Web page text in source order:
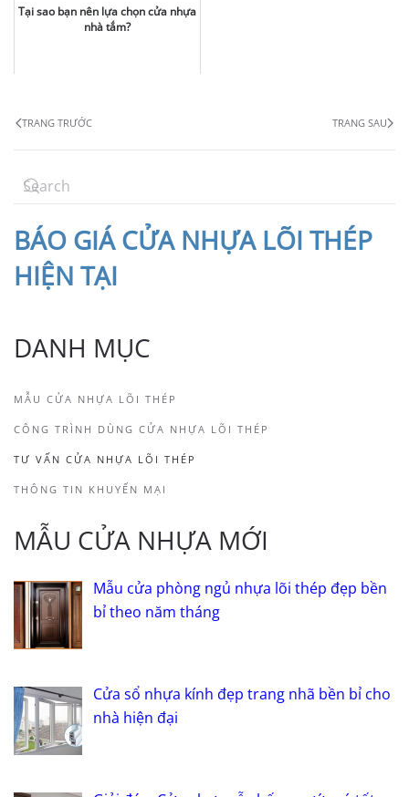
Tại sao bạn nên lựa chọn cửa nhựa
nhà tắm?
TRANG TRƯỚC TRANG SAU
BÁO GIÁ CỬA NHỰA LÕI THÉP
HIỆN TẠI
DANH MỤC
MẪU CỬA NHỰA LÕI THÉP
CÔNG TRÌNH DÙNG CỬA NHỰA LÕI THÉP
TƯ VẤN CỬA NHỰA LÕI THÉP
THÔNG TIN KHUYẾN MẠI
MẪU CỬA NHỰA MỚI
Mẫu cửa phòng ngủ nhựa lõi thép đẹp bền
bỉ theo năm tháng
Cửa sổ nhựa kính đẹp trang nhã bền bỉ cho
nhà hiện đại